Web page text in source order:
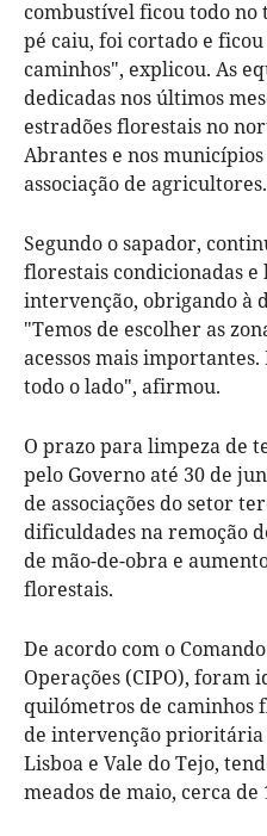
combustível ficou todo no
pé caiu, foi cortado e
caminhos", explicou. As
dedicadas nos últimos
estradões florestais no
Abrantes e nos
associação de agricultores.
Segundo o sapador,
florestais condicionadas e
intervenção, obrigando à
"Temos de escolher as
acessos mais
todo o lado", afirmou.
O prazo para limpeza de
pelo Governo até 30 de
de associações do setor
dificuldades na remoção
de mão-de-obra e
florestais.
De acordo com o
Operações (CIPO), foram
quilómetros de caminhos
de intervenção prioritária
Lisboa e Vale do Tejo,
meados de maio, cerca